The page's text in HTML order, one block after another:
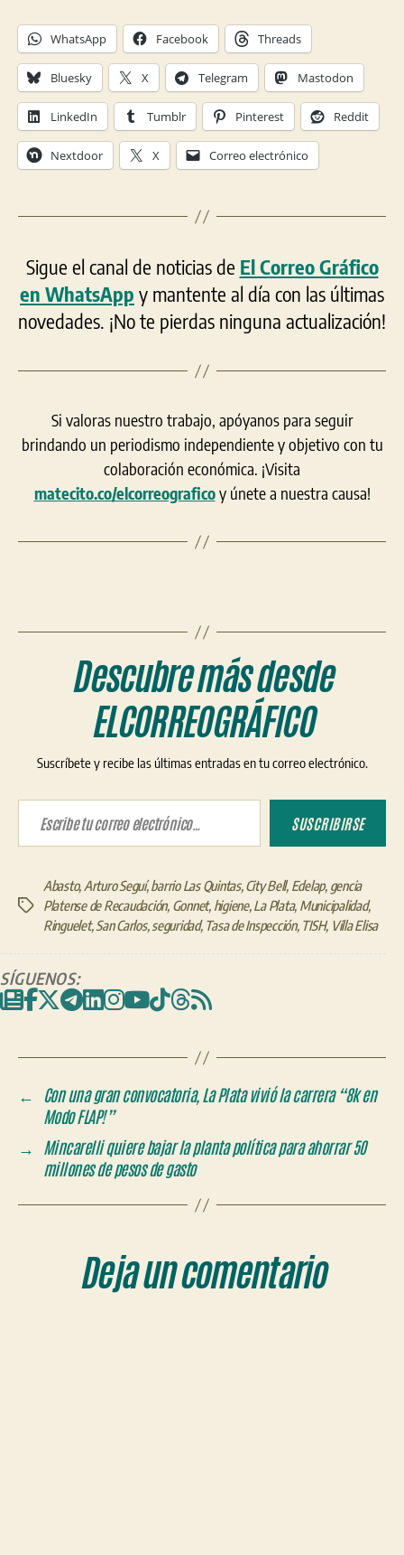
WhatsApp Facebook Threads
Bluesky X Telegram Mastodon
LinkedIn Tumblr Pinterest Reddit
Nextdoor X Correo electrónico
Sigue el canal de noticias de El Correo Gráfico
en WhatsApp y mantente al día con las últimas
novedades. ¡No te pierdas ninguna actualización!
Si valoras nuestro trabajo, apóyanos para seguir
brindando un periodismo independiente y objetivo con tu
colaboración económica. ¡Visita
matecito.co/elcorreograficoy únete a nuestra causa!
Descubre más desde
ELCORREOGRÁFICO
Suscríbete y recibe las últimas entradas en tu correo electrónico.
Escribe tu correo electrónico…
SUSCRIBIRSE
Etiquetas
Abasto, Arturo Seguí,barrio Las Quintas,City Bell, Edelap, gencia
Platense de Recaudación, Gonnet, higiene,La Plata, Municipalidad,
Ringuelet,San Carlos,seguridad, Tasa de Inspección, TISH, Villa Elisa
SÍGUENOS:
← Con una gran convocatoria, La Plata vivió la carrera “8k en
Modo FLAP!”
→ Mincarelli quiere bajar la planta política para ahorrar 50
millones de pesos de gasto
Deja un comentario